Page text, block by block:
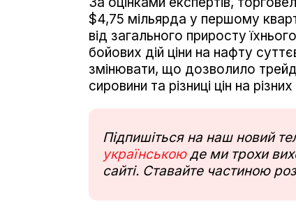
$4,75 мільярда у першому
від загального приросту
бойових дій ціни на нафту
змінювати, що дозволило
сировини та різниці цін на
Підпишіться на наш новий
українськоюде ми трохи
сайті. Ставайте частиною